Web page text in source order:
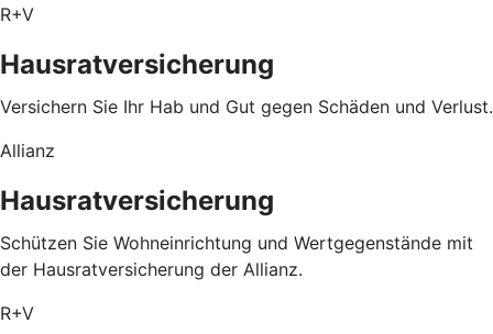
R+V
Hausratversicherung
Versichern Sie Ihr Hab und Gut gegen Schäden und Verlust.
Allianz
Hausratversicherung
Schützen Sie Wohneinrichtung und Wertgegenstände mit
der Hausratversicherung der Allianz.
R+V